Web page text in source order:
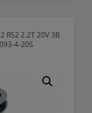
RS2 2.2T 20V 3B
4-20S